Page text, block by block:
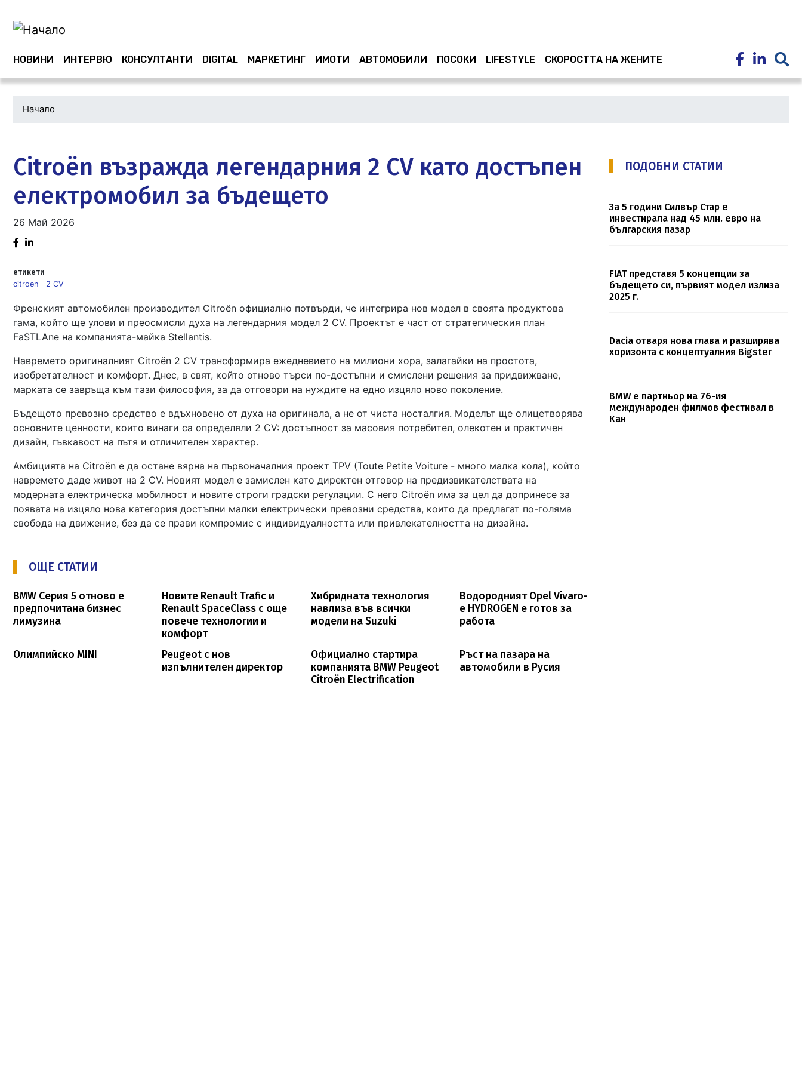
съдържание
Main navigation
НОВИНИ ИНТЕРВЮ КОНСУЛТАНТИ DIGITAL МАРКЕТИНГ ИМОТИ АВТОМОБИЛИ ПОСОКИ LIFESTYLE СКОРОСТТА НА ЖЕНИТЕ
Начало
снимка
Citroën възражда легендарния 2 CV като достъпен
електромобил за бъдещето
26 Май 2026
Facebook
етикети
citroen
2 CV
Френският автомобилен производител Citroën официално потвърди, че интегрира нов модел в своята продуктова
гама, който ще улови и преосмисли духа на легендарния модел 2 CV. Проектът е част от стратегическия план
FaSTLAne на компанията-майка Stellantis.
Навремето оригиналният Citroën 2 CV трансформира ежедневието на милиони хора, залагайки на простота,
изобретателност и комфорт. Днес, в свят, който отново търси по-достъпни и смислени решения за придвижване,
марката се завръща към тази философия, за да отговори на нуждите на едно изцяло ново поколение.
Бъдещото превозно средство е вдъхновено от духа на оригинала, а не от чиста носталгия. Моделът ще олицетворява
основните ценности, които винаги са определяли 2 CV: достъпност за масовия потребител, олекотен и практичен
дизайн, гъвкавост на пътя и отличителен характер.
Амбицията на Citroën е да остане вярна на първоначалния проект TPV (Toute Petite Voiture - много малка кола), който
навремето даде живот на 2 CV. Новият модел е замислен като директен отговор на предизвикателствата на
модерната електрическа мобилност и новите строги градски регулации. С него Citroën има за цел да допринесе за
появата на изцяло нова категория достъпни малки електрически превозни средства, които да предлагат по-голяма
свобода на движение, без да се прави компромис с индивидуалността или привлекателността на дизайна.
ОЩЕ СТАТИИ
BMW Серия 5 отново е
предпочитана бизнес
лимузина
Новите Renault Trafic и
Renault SpaceClass с още
повече технологии и
комфорт
Хибридната технология
навлиза във всички
модели на Suzuki
Водородният Opel Vivaro-
e HYDROGEN е готов за
работа
Олимпийско MINI
Peugeot с нов
изпълнителен директор
Официално стартира
компанията BMW Peugeot
Citroën Electrification
Ръст на пазара на
автомобили в Русия
ПОДОБНИ СТАТИИ
За 5 години Силвър Стар е
инвестирала над 45 млн. евро на
българския пазар
FIAT представя 5 концепции за
бъдещето си, първият модел излиза
2025 г.
Dacia отваря нова глава и разширява
хоризонта с концептуалния Bigster
BMW е партньор на 76-ия
международен филмов фестивал в
Кан